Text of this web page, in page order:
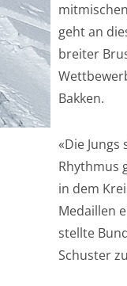
geht an
breiter
Bakken.
«Die
Rhythmus
in dem
Medaillen
stellte
Schuster